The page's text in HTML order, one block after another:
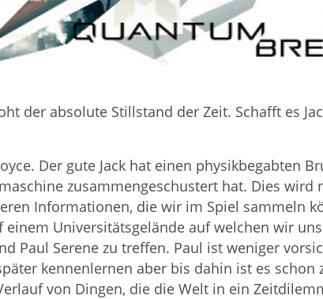
der absolute Stillstand der Zeit. Schafft es
Der gute Jack hat einen physikbegabten
zusammengeschustert hat. Dies wird
Informationen, die wir im Spiel sammeln
Universitätsgelände auf welchen wir
Paul Serene zu treffen. Paul ist weniger
kennenlernen aber bis dahin ist es schon
von Dingen, die die Welt in ein